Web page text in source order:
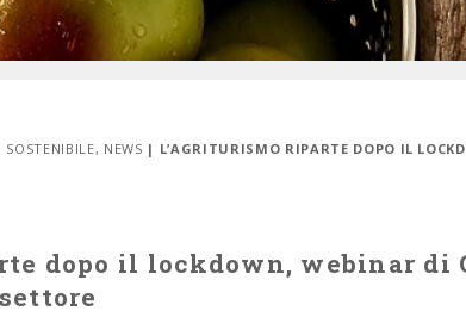
, NEWS | L’AGRITURISMO RIPARTE DOPO IL
dopo il lockdown, webinar